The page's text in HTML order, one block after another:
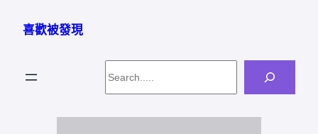
喜歡被發現